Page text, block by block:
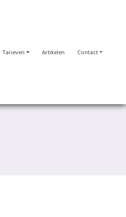
Tarieven Artikelen Contact